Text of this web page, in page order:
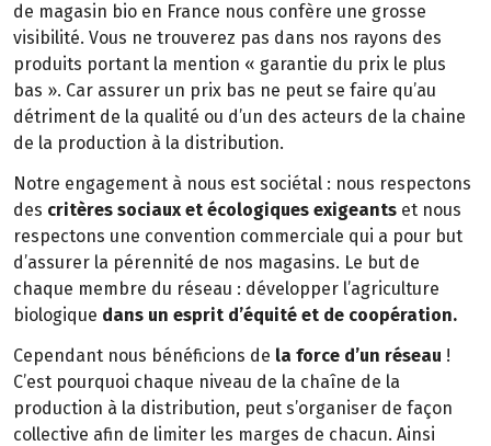
de magasin bio en France nous confère une grosse
visibilité. Vous ne trouverez pas dans nos rayons des
produits portant la mention « garantie du prix le plus
bas ». Car assurer un prix bas ne peut se faire qu’au
détriment de la qualité ou d’un des acteurs de la chaine
de la production à la distribution.
Notre engagement à nous est sociétal : nous respectons
des critères sociaux et écologiques exigeants et nous
respectons une convention commerciale qui a pour but
d’assurer la pérennité de nos magasins. Le but de
chaque membre du réseau : développer l’agriculture
biologique dans un esprit d’équité et de coopération.
Cependant nous bénéficions de la force d’un réseau !
C’est pourquoi chaque niveau de la chaîne de la
production à la distribution, peut s’organiser de façon
collective afin de limiter les marges de chacun. Ainsi